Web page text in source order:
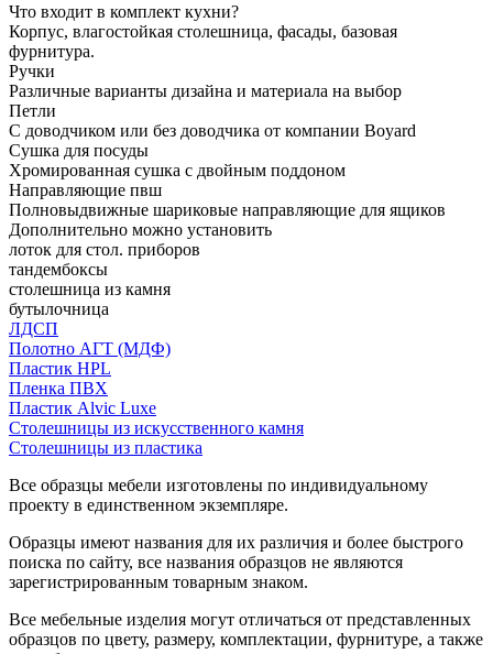
Что входит в комплект кухни?
Корпус, влагостойкая столешница, фасады, базовая
фурнитура.
Ручки
Различные варианты дизайна и материала на выбор
Петли
С доводчиком или без доводчика от компании Boyard
Сушка для посуды
Хромированная сушка с двойным поддоном
Направляющие пвш
Полновыдвижные шариковые направляющие для ящиков
Дополнительно можно установить
лоток для стол. приборов
тандембоксы
столешница из камня
бутылочница
ЛДСП
Полотно АГТ (МДФ)
Пластик HPL
Пленка ПВХ
Пластик Alvic Luxe
Столешницы из искусственного камня
Столешницы из пластика
Все образцы мебели изготовлены по индивидуальному
проекту в единственном экземпляре.
Образцы имеют названия для их различия и более быстрого
поиска по сайту, все названия образцов не являются
зарегистрированным товарным знаком.
Все мебельные изделия могут отличаться от представленных
образцов по цвету, размеру, комплектации, фурнитуре, а также